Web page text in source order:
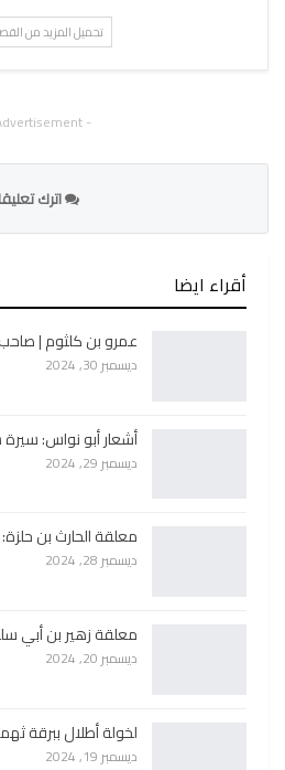
تحميل المزيد من
-
اترك تعليقا
أقراء ايضا
عمرو بن كلثوم |
ديسمبر 30, 2024
أشعار أبو نواس: سيرة
ديسمبر 29, 2024
معلقة الحارث بن
ديسمبر 28, 2024
معلقة زهير بن أبي
ديسمبر 20, 2024
لخولة أطلال ببرقة
ديسمبر 19, 2024